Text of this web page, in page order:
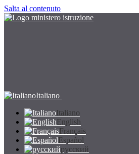
Salta al contenuto
Italiano
Italiano
English
Français
Español
русский